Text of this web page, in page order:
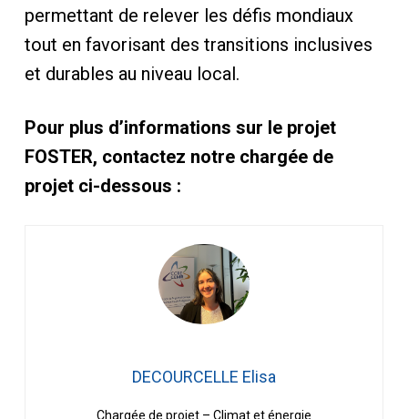
permettant de relever les défis mondiaux
tout en favorisant des transitions inclusives
et durables au niveau local.
Pour plus d’informations sur le projet
FOSTER, contactez notre chargée de
projet ci-dessous :
DECOURCELLE Elisa
Chargée de projet – Climat et énergie